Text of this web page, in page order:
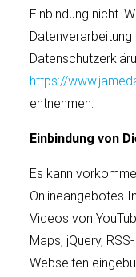
Einbindung nicht.
https://
entnehmen.
Einbindung von
Es kann
Onlineangebotes
Videos von
Maps, jQuery,
Webseiten